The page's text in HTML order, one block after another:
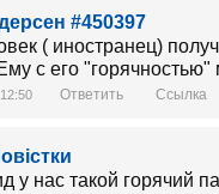
#450397
( иностранец)
с его "горячностью"
Ответить Ссылка